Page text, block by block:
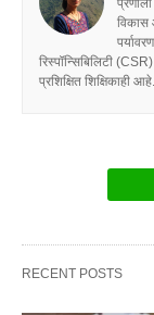
विकास
रिस्पॉन्सिबिलिटी
प्रशिक्षित शिक्षिकाही
RECENT POSTS